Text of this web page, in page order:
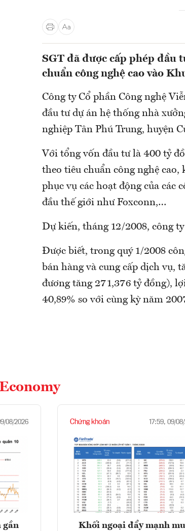
SGT đã được cấp phép đầu
chuẩn công nghệ cao vào
Công ty Cổ phần Công nghệ
đầu tư dự án hệ thống nhà
nghiệp Tân Phú Trung, huyện
Với tổng vốn đầu tư là 400 tỷ
theo tiêu chuẩn công nghệ
phục vụ các hoạt động của các
đầu thế giới như Foxconn,…
Dự kiến, tháng 12/2008, công
Được biết, trong quý 1/2008
bán hàng và cung cấp dịch vụ,
đương tăng 271,376 tỷ đồng),
40,89% so với cùng kỳ năm
08/2026
gần
Chứng khoán 17:59, 09/
Khối ngoại đẩy mạnh